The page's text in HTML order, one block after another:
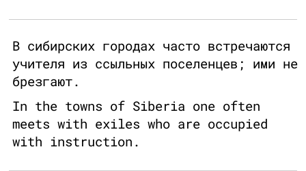
В сибирских городах часто встречаются
учителя из ссыльных поселенцев; ими не
брезгают.
In the towns of Siberia one often
meets with exiles who are occupied
with instruction.